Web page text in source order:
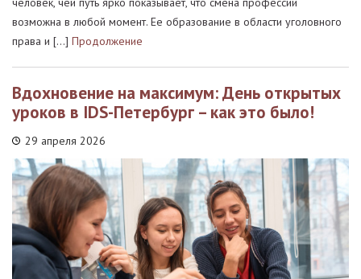
возможна в любой момент. Ее образование в области уголовного
права и […] Продолжение
Вдохновение на максимум: День открытых
уроков в IDS-Петербург – как это было!
29 апреля 2026